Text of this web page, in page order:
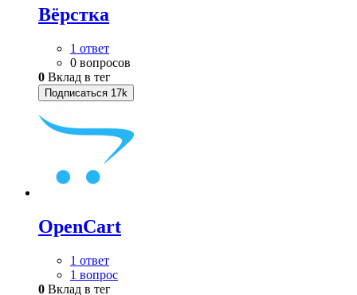
Вёрстка
1 ответ
0 вопросов
0 Вклад в тег
Подписаться 17k
OpenCart
1 ответ
1 вопрос
0 Вклад в тег